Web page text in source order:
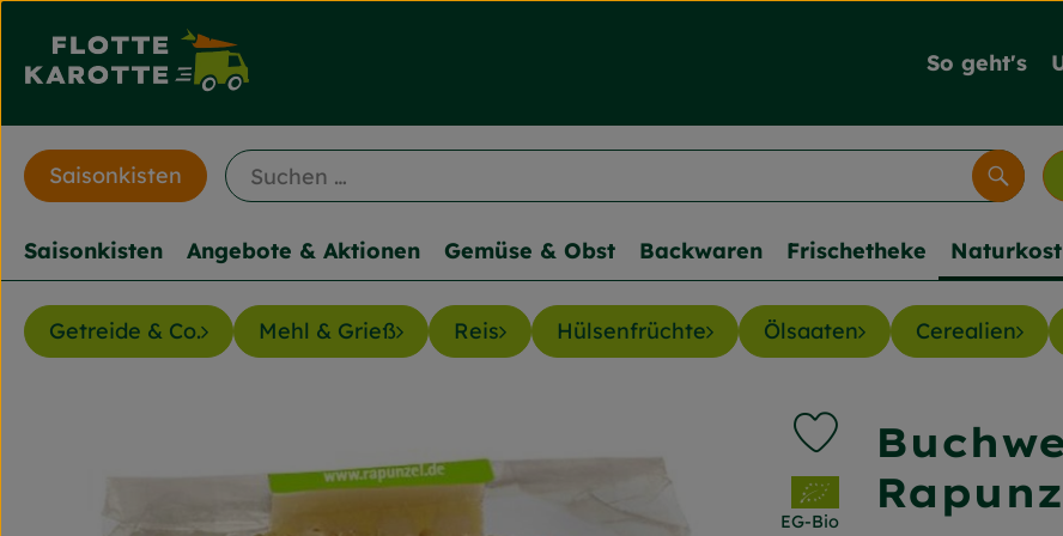
So geht's
Saisonkisten
Saisonkisten Angebote & Aktionen Gemüse & Obst Backwaren Frischetheke Naturkost
Getreide & Co. Mehl & Grieß Reis Hülsenfrüchte Ölsaaten Cerealien
Produkt zu Favouriten
, Verband:
EG-Bio